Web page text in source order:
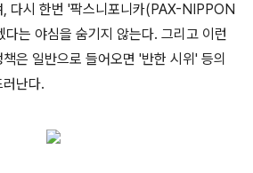
, 다시 한번 '팍스니포니카(PAX-NIPPON
는 야심을 숨기지 않는다. 그리고 이런
은 일반으로 들어오면 '반한 시위' 등의
난다.